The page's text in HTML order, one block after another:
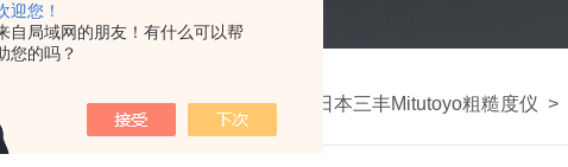
迎您！
自局域网的朋友！有什么可以帮
您的吗？
我的位置：首页 >产品中心 日本三丰Mitutoyo粗糙度仪 >